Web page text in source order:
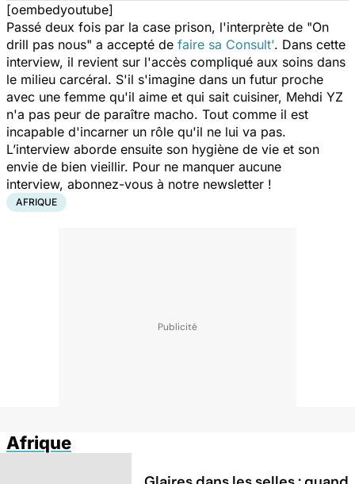
[oembedyoutube]
Passé deux fois par la case prison, l'interprète de "On
drill pas nous" a accepté de faire sa Consult'. Dans cette
interview, il revient sur l'accès compliqué aux soins dans
le milieu carcéral. S'il s'imagine dans un futur proche
avec une femme qu'il aime et qui sait cuisiner, Mehdi YZ
n'a pas peur de paraître macho. Tout comme il est
incapable d'incarner un rôle qu'il ne lui va pas.
L’interview aborde ensuite son hygiène de vie et son
envie de bien vieillir. Pour ne manquer aucune
interview, abonnez-vous à notre newsletter !
AFRIQUE
Afrique